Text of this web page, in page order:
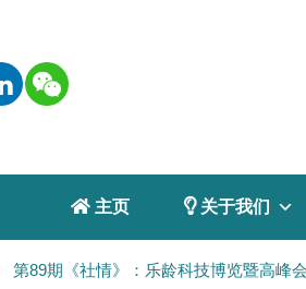
 主页  关于我们
第89期《社情》：乐龄科技博览暨高峰